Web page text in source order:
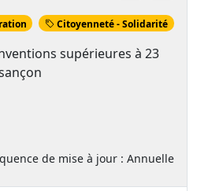
Citoyenneté - Solidarité
supérieures à 23
de mise à jour : Annuelle